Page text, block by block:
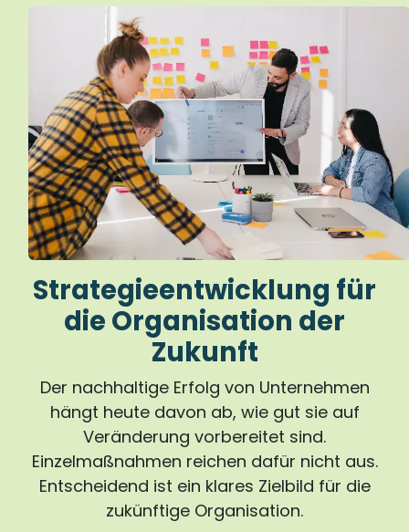
Strategieentwicklung für
die Organisation der
Zukunft
Der nachhaltige Erfolg von Unternehmen
hängt heute davon ab, wie gut sie auf
Veränderung vorbereitet sind.
Einzelmaßnahmen reichen dafür nicht aus.
Entscheidend ist ein klares Zielbild für die
zukünftige Organisation.